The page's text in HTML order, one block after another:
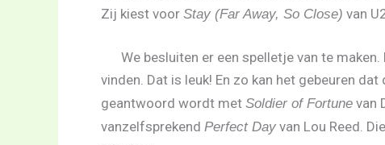
Zij kiest voor Stay (Far Away, So Close) van
We besluiten er een spelletje van te
vinden. Dat is leuk! En zo kan het gebeuren dat
geantwoord wordt met Soldier of Fortunevan
vanzelfsprekend Perfect Dayvan Lou Reed.